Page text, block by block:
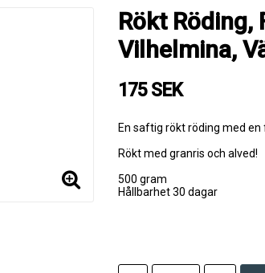
Rökt
Vilhelmina,
175 SEK
En saftig rökt röding med
Rökt med granris och alved!
500 gram
Hållbarhet 30 dagar